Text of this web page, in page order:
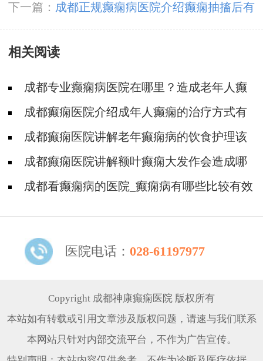
哪些影响?
下一篇： 成都正规癫痫病医院介绍癫痫抽搐后有
后遗症吗
相关阅读
成都专业癫痫病医院在哪里？造成老年人癫
痫病发生的原因都有哪些呢?
成都癫痫医院介绍成年人癫痫的治疗方式有
哪些呢?
成都癫痫医院讲解老年癫痫病的饮食护理该
注意哪些呢?
成都癫痫医院讲解额叶癫痫大发作会造成哪
些损害?
成都看癫痫病的医院_癫痫病有哪些比较有效
医院电话： 028-61197977
Copyright 成都神康癫痫医院 版权所有
本站如有转载或引用文章涉及版权问题，请速与我们联系
本网站只针对内部交流平台，不作为广告宣传。